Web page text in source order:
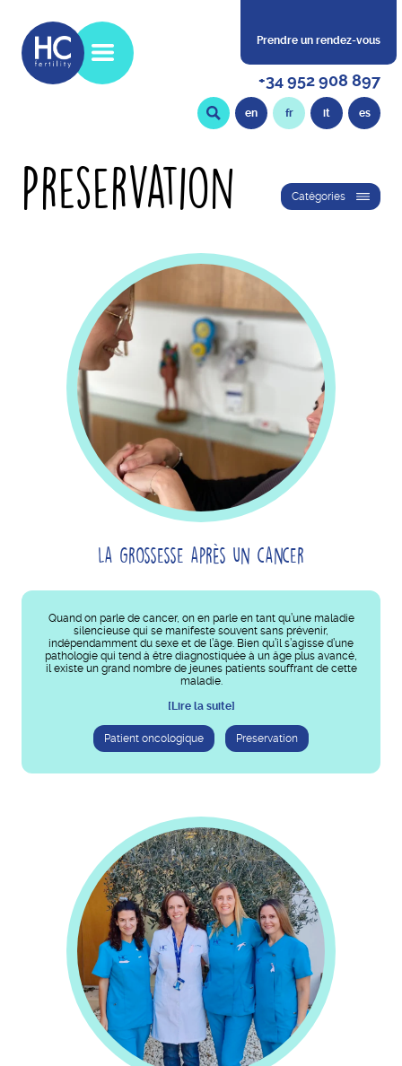
Prendre un rendez-vous
+34 952 908 897
en fr it es
Preservation Catégories
La grossesse après un cancer
Quand on parle de cancer, on en parle en tant qu’une maladie
silencieuse qui se manifeste souvent sans prévenir,
indépendamment du sexe et de l’âge. Bien qu’il s’agisse d’une
pathologie qui tend à être diagnostiquée à un âge plus avancé,
il existe un grand nombre de jeunes patients souffrant de cette
maladie.
[Lire la suite]
Patient oncologique Preservation